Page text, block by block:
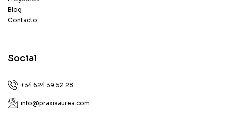
Blog
Contacto
Social
+34 624 39 52 28
info@praxisaurea.com